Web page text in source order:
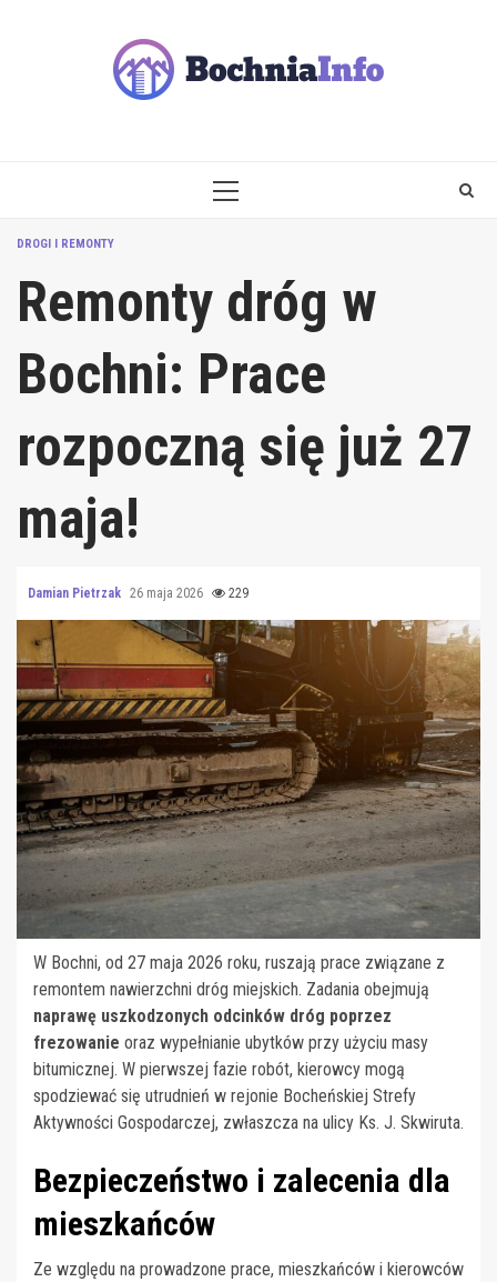
PRIMARY
DROGI I REMONTY
Remonty dróg w
Bochni: Prace
rozpoczną się już 27
maja!
Damian Pietrzak 26 maja 2026 229
W Bochni, od 27 maja 2026 roku, ruszają prace związane z
remontem nawierzchni dróg miejskich. Zadania obejmują
naprawę uszkodzonych odcinków dróg poprzez
frezowanie oraz wypełnianie ubytków przy użyciu masy
bitumicznej. W pierwszej fazie robót, kierowcy mogą
spodziewać się utrudnień w rejonie Bocheńskiej Strefy
Aktywności Gospodarczej, zwłaszcza na ulicy Ks. J. Skwiruta.
Bezpieczeństwo i zalecenia dla
mieszkańców
Ze względu na prowadzone prace, mieszkańców i kierowców